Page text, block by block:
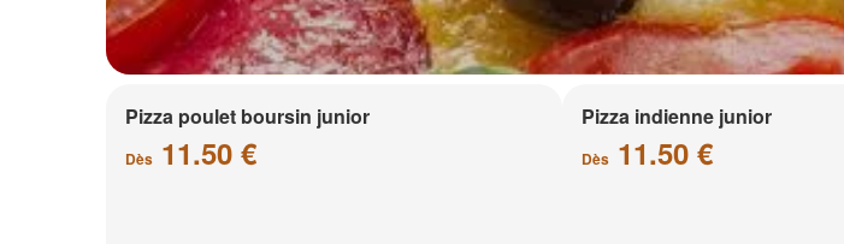
Pizza poulet boursin junior
Dès 11.50 €
Pizza indienne junior
Dès11.50 €